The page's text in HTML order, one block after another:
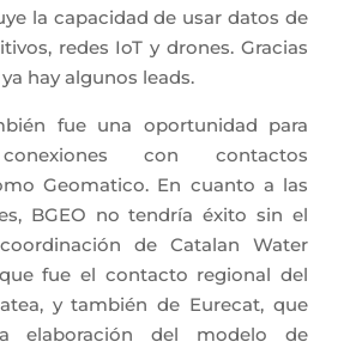
la capacidad de usar datos de
redes IoT y drones. Gracias
hay algunos leads.
fue una oportunidad para
con contactos
Geomatico. En cuanto a las
BGEO no tendría éxito sin el
de Catalan Water
fue el contacto regional del
y también de Eurecat, que
elaboración del modelo de